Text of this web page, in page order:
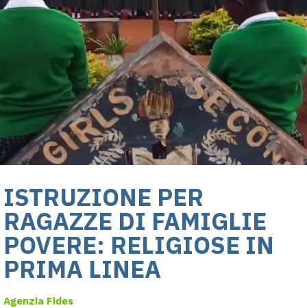
ISTRUZIONE PER
RAGAZZE DI FAMIGLIE
POVERE: RELIGIOSE IN
PRIMA LINEA
Agenzia Fides